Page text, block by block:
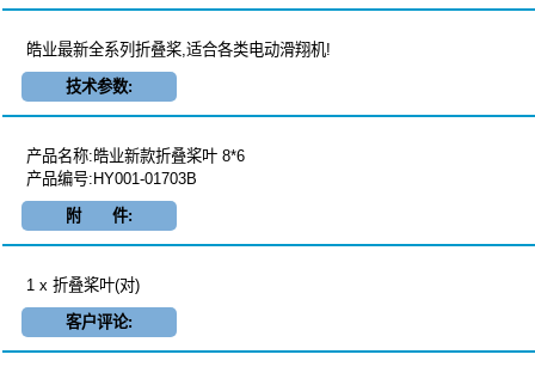
皓业最新全系列折叠桨,适合各类电动滑翔机!
技术参数:
产品名称:皓业新款折叠桨叶 8*6
产品编号:HY001-01703B
附 件:
1 x 折叠桨叶(对)
客户评论: